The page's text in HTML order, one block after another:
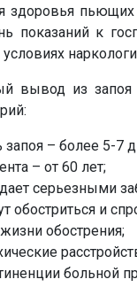
здоровья
показаний к
вывод из
запоя – более 5-7
– от 60 лет;
серьезными
обостриться и
обострения;
больной